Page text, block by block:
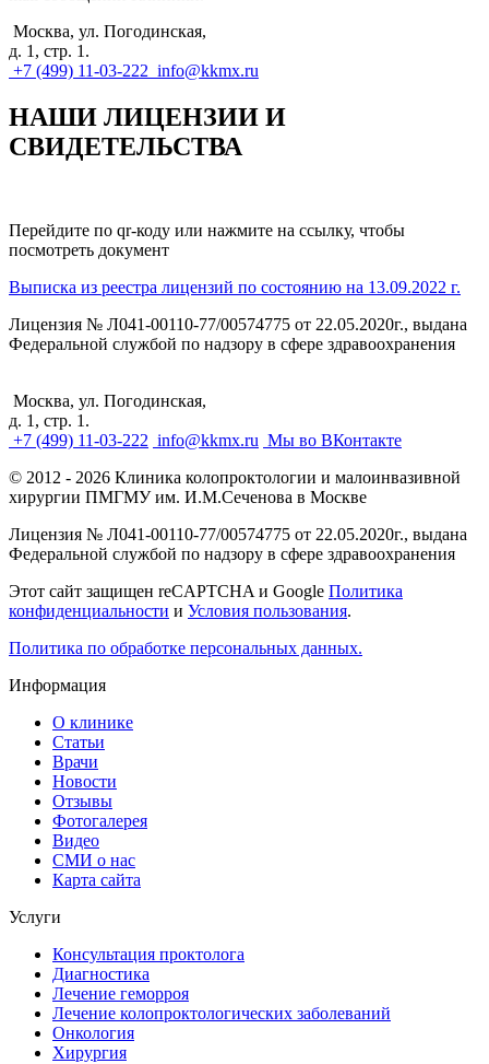
Москва, ул. Погодинская,
д. 1, стр. 1.
+7 (499) 11-03-222 info@kkmx.ru
НАШИ ЛИЦЕНЗИИ И
СВИДЕТЕЛЬСТВА
Перейдите по qr-коду или нажмите на ссылку, чтобы
посмотреть документ
Выписка из реестра лицензий по состоянию на 13.09.2022 г.
Лицензия № Л041-00110-77/00574775 от 22.05.2020г., выдана
Федеральной службой по надзору в сфере здравоохранения
Москва, ул. Погодинская,
д. 1, стр. 1.
+7 (499) 11-03-222 info@kkmx.ru Мы во ВКонтакте
© 2012 - 2026 Клиника колопроктологии и малоинвазивной
хирургии ПМГМУ им. И.М.Сеченова в Москве
Лицензия № Л041-00110-77/00574775 от 22.05.2020г., выдана
Федеральной службой по надзору в сфере здравоохранения
Этот сайт защищен reCAPTCHA и Google Политика
конфиденциальности и Условия пользования.
Политика по обработке персональных данных.
Информация
О клинике
Статьи
Врачи
Новости
Отзывы
Фотогалерея
Видео
СМИ о нас
Карта сайта
Услуги
Консультация проктолога
Диагностика
Лечение геморроя
Лечение колопроктологических заболеваний
Онкология
Хирургия